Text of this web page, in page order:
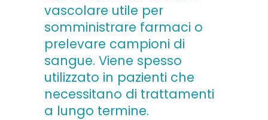
vascolare utile per
somministrare farmaci o
prelevare campioni di
sangue. Viene spesso
utilizzato in pazienti che
necessitano di trattamenti
a lungo termine.